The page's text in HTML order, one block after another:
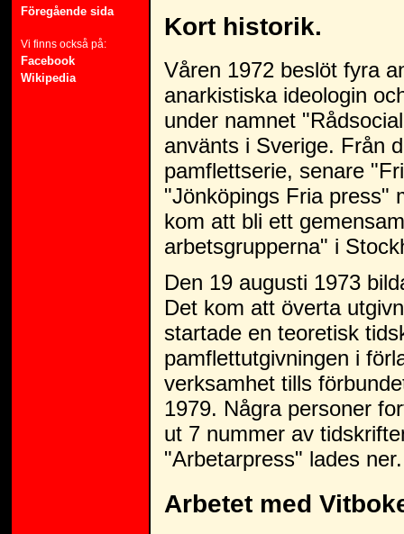
Föregående sida
Vi finns också på:
Facebook
Wikipedia
Kort historik.
Våren 1972 beslöt fyra
anarkistiska ideologin
under namnet
använts i Sverige. Från
pamflettserie, senare
"Jönköpings Fria press"
kom att bli ett
arbetsgrupperna" i
Den 19 augusti 1973
Det kom att överta
startade en teoretisk
pamflettutgivningen i
verksamhet tills
1979. Några personer
ut 7 nummer av
"Arbetarpress" lades ner.
Arbetet med